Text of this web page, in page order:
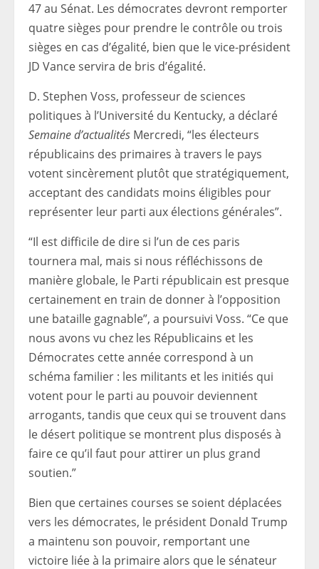
47 au Sénat. Les démocrates devront remporter
quatre sièges pour prendre le contrôle ou trois
sièges en cas d’égalité, bien que le vice-président
JD Vance servira de bris d’égalité.
D. Stephen Voss, professeur de sciences
politiques à l’Université du Kentucky, a déclaré
Semaine d’actualités Mercredi, “les électeurs
républicains des primaires à travers le pays
votent sincèrement plutôt que stratégiquement,
acceptant des candidats moins éligibles pour
représenter leur parti aux élections générales”.
“Il est difficile de dire si l’un de ces paris
tournera mal, mais si nous réfléchissons de
manière globale, le Parti républicain est presque
certainement en train de donner à l’opposition
une bataille gagnable”, a poursuivi Voss. “Ce que
nous avons vu chez les Républicains et les
Démocrates cette année correspond à un
schéma familier : les militants et les initiés qui
votent pour le parti au pouvoir deviennent
arrogants, tandis que ceux qui se trouvent dans
le désert politique se montrent plus disposés à
faire ce qu’il faut pour attirer un plus grand
soutien.”
Bien que certaines courses se soient déplacées
vers les démocrates, le président Donald Trump
a maintenu son pouvoir, remportant une
victoire liée à la primaire alors que le sénateur